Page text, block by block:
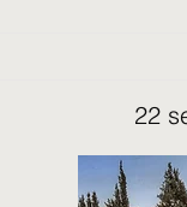
22